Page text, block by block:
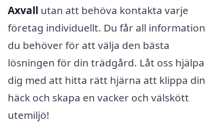
Axvall utan att behöva kontakta varje
företag individuellt. Du får all information
du behöver för att välja den bästa
lösningen för din trädgård. Låt oss hjälpa
dig med att hitta rätt hjärna att klippa din
häck och skapa en vacker och välskött
utemiljö!